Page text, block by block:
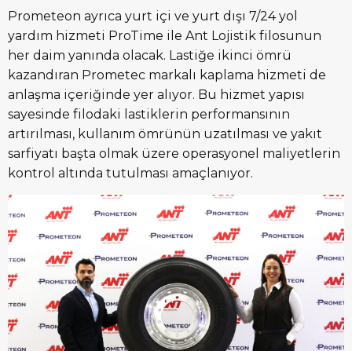
Prometeon ayrıca yurt içi ve yurt dışı 7/24 yol
yardım hizmeti ProTime ile Ant Lojistik filosunun
her daim yanında olacak. Lastiğe ikinci ömrü
kazandıran Prometec markalı kaplama hizmeti de
anlaşma içeriğinde yer alıyor. Bu hizmet yapısı
sayesinde filodaki lastiklerin performansının
artırılması, kullanım ömrünün uzatılması ve yakıt
sarfiyatı başta olmak üzere operasyonel maliyetlerin
kontrol altında tutulması amaçlanıyor.